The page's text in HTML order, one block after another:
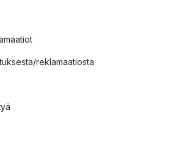
reklamaatiosta